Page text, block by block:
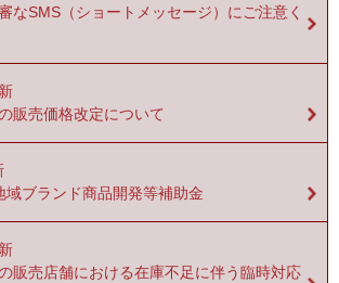
なSMS（ショートメッセージ）にご注意く
販売価格改定について
域ブランド商品開発等補助金
販売店舗における在庫不足に伴う臨時対応